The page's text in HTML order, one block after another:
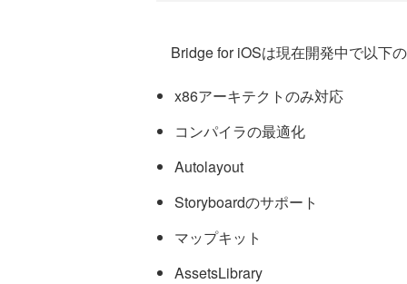
Bridge for iOSは現在開発中で以下の
x86アーキテクトのみ対応
コンパイラの最適化
Autolayout
Storyboardのサポート
マップキット
AssetsLibrary